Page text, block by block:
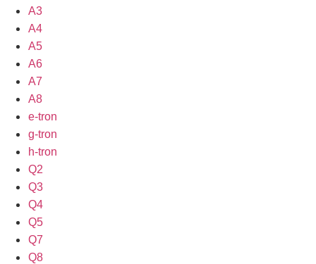
A3
A4
A5
A6
A7
A8
e-tron
g-tron
h-tron
Q2
Q3
Q4
Q5
Q7
Q8